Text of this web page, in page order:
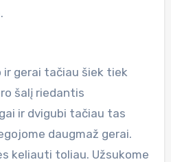
gerai tačiau šiek tiek
šalį riedantis
ir dvigubi tačiau tas
daugmaž gerai.
keliauti toliau. Užsukome